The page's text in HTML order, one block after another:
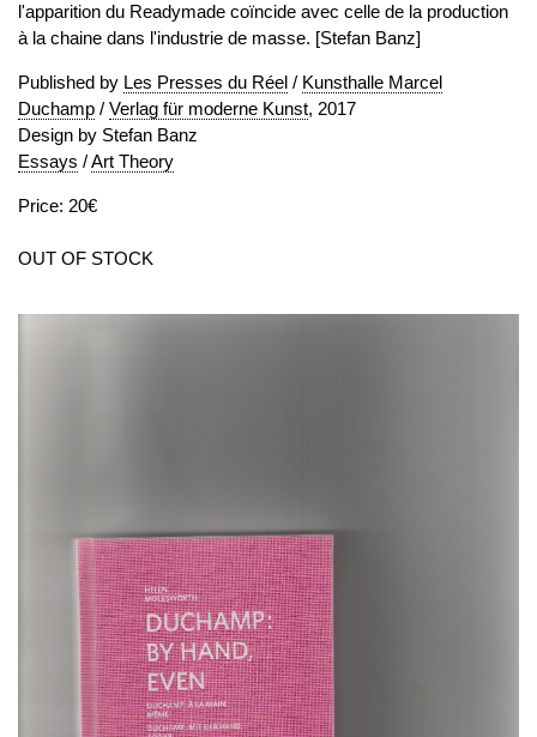
l'apparition du Readymade coïncide avec celle de la production
à la chaine dans l'industrie de masse. [Stefan Banz]
Published by Les Presses du Réel / Kunsthalle Marcel
Duchamp / Verlag für moderne Kunst, 2017
Design by Stefan Banz
Essays /Art Theory
Price: 20€
OUT OF STOCK